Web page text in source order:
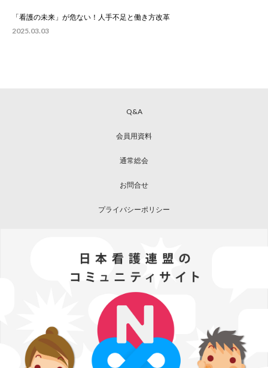
「看護の未来」が危ない！人手不足と働き方改革
2025.03.03
Q&A
会員用資料
通常総会
お問合せ
プライバシーポリシー